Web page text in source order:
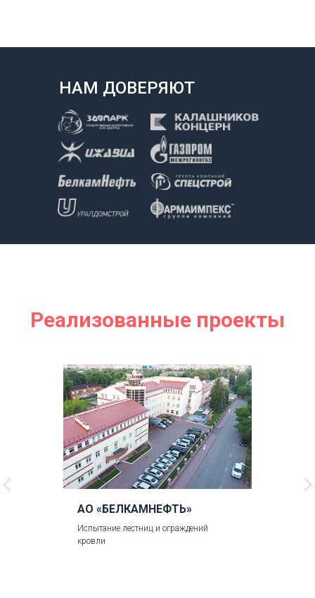
НАМ ДОВЕРЯЮТ
Реализованные проекты
АО «БЕЛКАМНЕФТЬ»
Испытание лестниц и ограждений
кровли